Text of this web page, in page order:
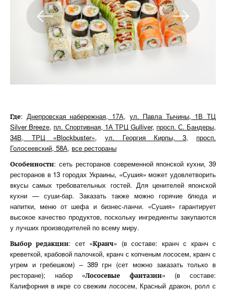
Где: Днепровская набережная, 17А, ул. Павла Тычины, 1В ТЦ
Silver Breezе, пл. Спортивная, 1А ТРЦ Gulliver, просп. С. Бандеры,
34В, ТРЦ «Blockbuster»,ул. Георгия Кирпы, 3, просп.
Голосеевский, 58А, все рестораны
Особенности: сеть ресторанов современной японской кухни, 39
ресторанов в 13 городах Украины, «Сушия» может удовлетворить
вкусы самых требовательных гостей. Для ценителей японской
кухни — суши-бар. Заказать также можно горячие блюда и
напитки, меню от шефа и бизнес-ланчи. «Сушия» гарантирует
высокое качество продуктов, поскольку ингредиенты закупаются
у лучших производителей по всему миру.
Выбор редакции: сет «Кранч» (в составе: кранч с кранч с
креветкой, крабовой палочкой, кранч с копченым лососем, кранч с
угрем и гребешком) – 389 грн (сет можно заказать только в
ресторане); набор «Лососевые фантазии» (в составе:
Калифорния в икре со свежим лососем, Красный дракон, ролл с